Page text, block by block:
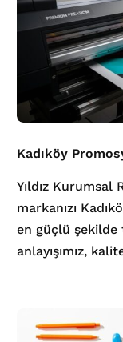
Kadıköy
Yıldız Kurumsal
markanızı
en güçlü şekilde
anlayışımız,